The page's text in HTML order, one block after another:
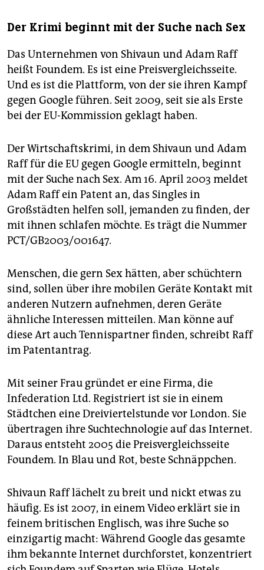
Der Krimi beginnt mit der Suche nach Sex
Das Unternehmen von Shivaun und Adam Raff
heißt Foundem. Es ist eine Preisvergleichsseite.
Und es ist die Plattform, von der sie ihren Kampf
gegen Google führen. Seit 2009, seit sie als Erste
bei der EU-Kommission geklagt haben.
Der Wirtschaftskrimi, in dem Shivaun und Adam
Raff für die EU gegen Google ermitteln, beginnt
mit der Suche nach Sex. Am 16. April 2003 meldet
Adam Raff ein Patent an, das Singles in
Großstädten helfen soll, jemanden zu finden, der
mit ihnen schlafen möchte. Es trägt die Nummer
PCT/GB2003/001647.
Menschen, die gern Sex hätten, aber schüchtern
sind, sollen über ihre mobilen Geräte Kontakt mit
anderen Nutzern aufnehmen, deren Geräte
ähnliche Interessen mitteilen. Man könne auf
diese Art auch Tennispartner finden, schreibt Raff
im Patentantrag.
Mit seiner Frau gründet er eine Firma, die
Infederation Ltd. Registriert ist sie in einem
Städtchen eine Dreiviertelstunde vor London. Sie
übertragen ihre Suchtechnologie auf das Internet.
Daraus entsteht 2005 die Preisvergleichsseite
Foundem. In Blau und Rot, beste Schnäppchen.
Shivaun Raff lächelt zu breit und nickt etwas zu
häufig. Es ist 2007, in einem Video erklärt sie in
feinem britischen Englisch, was ihre Suche so
einzigartig macht: Während Google das gesamte
ihm bekannte Internet durchforstet, konzentriert